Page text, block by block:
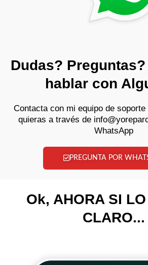
Dudas?
hablar con
Contacta con mi equipo de
quieras a través de
WhatsApp
PREGUNTA POR
Ok, AHORA SI
CLARO...